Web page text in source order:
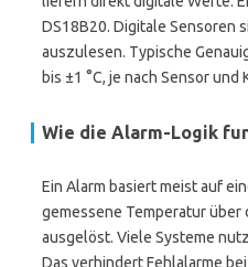
DS18B20. Digitale Sensoren
auszulesen. Typische
bis ±1 °C, je nach Sensor und
Wie die Alarm-Logik
Ein Alarm basiert meist auf
gemessene Temperatur über
ausgelöst. Viele Systeme
Das verhindert Fehlalarme